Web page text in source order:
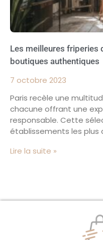
Les meilleures friperies
boutiques authentiques
7 octobre 2023
Paris recèle une
chacune offrant une
responsable. Cette
établissements les plus
Lire la suite »